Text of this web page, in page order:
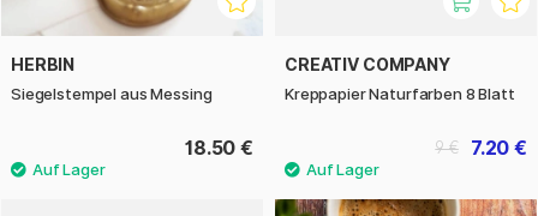
HERBIN
Siegelstempel aus Messing
18.50 €
CREATIV COMPANY
Kreppapier Naturfarben 8 Blatt
7.20 €
9 €